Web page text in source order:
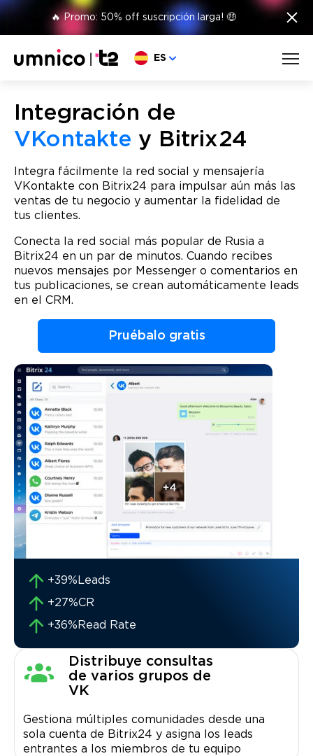
🔥 Promo: 50% off suscripción larga! 🤑 ×
Elige lengua
ES
+39% Leads
+27%CR
+36% Read Rate
Integración de
VKontakte y Bitrix24
Integra fácilmente la red social y mensajería
VKontakte con Bitrix24 para impulsar aún más las
ventas de tu negocio y aumentar la fidelidad de
tus clientes.
Conecta la red social más popular de Rusia a
Bitrix24 en un par de minutos. Cuando recibes
nuevos mensajes por Messenger o comentarios en
tus publicaciones, se crean automáticamente leads
en el CRM.
Pruébalo gratis
Distribuye consultas
de varios grupos de
VK
Gestiona múltiples comunidades desde una
sola cuenta de Bitrix24 y asigna los leads
entrantes a los miembros de tu equipo